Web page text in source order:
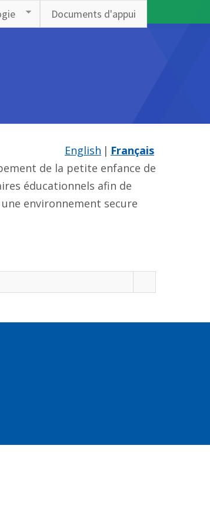
Documents d'appui
English
Français
de la petite enfance de
éducationnels afin de
environnement secure